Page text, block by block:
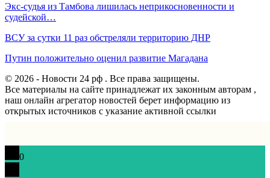
Экс-судья из Тамбова лишилась неприкосновенности и
судейской…
ВСУ за сутки 11 раз обстреляли территорию ДНР
Путин положительно оценил развитие Магадана
© 2026 - Новости 24 рф . Все права защищены.
Все материалы на сайте принадлежат их законным авторам ,
наш онлайн агрегатор новостей берет информацию из
открытых источников с указание активной ссылки
0